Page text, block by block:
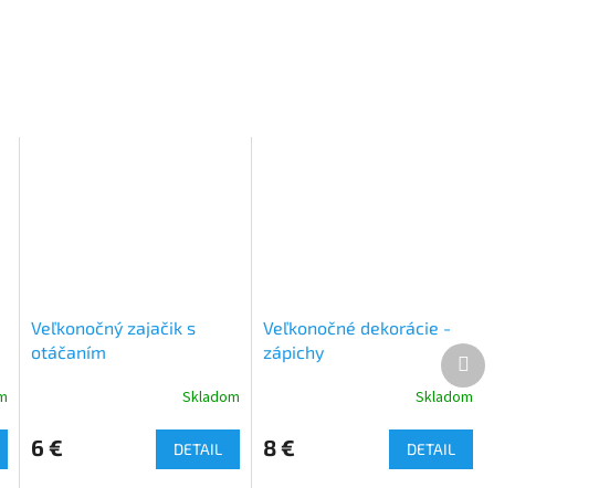
Veľkonočný zajačik s
otáčaním
Skladom
6 € DETAIL
Veľkonočné dekorácie -
zápichy
Skladom
8 € DETAIL
Ďalší
produkt